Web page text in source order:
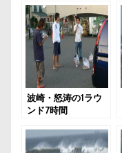
波崎・怒涛の1ラウ
ンド7時間